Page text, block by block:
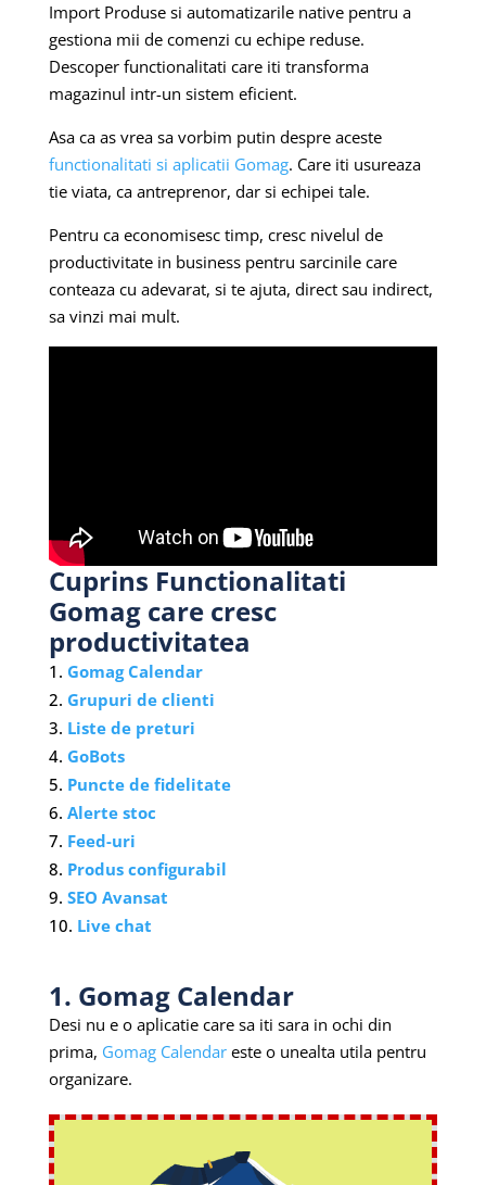
Import Produse si automatizarile native pentru a
gestiona mii de comenzi cu echipe reduse.
Descoper functionalitati care iti transforma
magazinul intr-un sistem eficient.
Asa ca as vrea sa vorbim putin despre aceste
functionalitati si aplicatii Gomag. Care iti usureaza
tie viata, ca antreprenor, dar si echipei tale.
Pentru ca economisesc timp, cresc nivelul de
productivitate in business pentru sarcinile care
conteaza cu adevarat, si te ajuta, direct sau indirect,
sa vinzi mai mult.
Cuprins Functionalitati
Gomag care cresc
productivitatea
Gomag Calendar
Grupuri de clienti
Liste de preturi
GoBots
Puncte de fidelitate
Alerte stoc
Feed-uri
Produs configurabil
SEO Avansat
Live chat
1. Gomag Calendar
Desi nu e o aplicatie care sa iti sara in ochi din
prima, Gomag Calendareste o unealta utila pentru
organizare.